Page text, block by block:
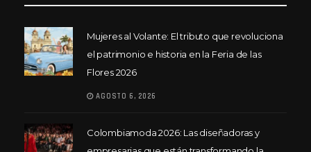
Mujeres al Volante: El tributo que revoluciona
el patrimonio e historia en la Feria de las
Flores 2026
AGOSTO 6, 2026
Colombiamoda 2026: Las diseñadoras y